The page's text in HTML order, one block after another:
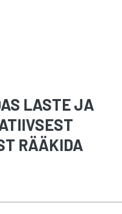
LASTE JA
RÄÄKIDA